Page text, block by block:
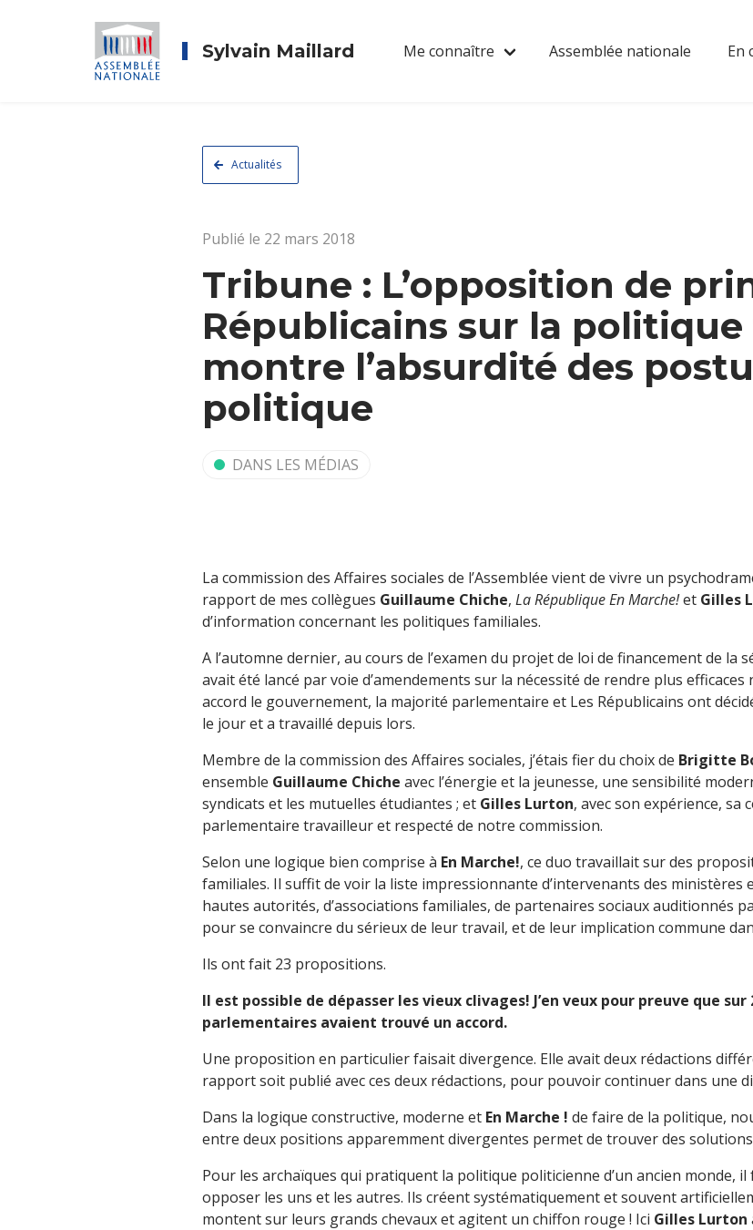
Sylvain Maillard Me connaître Assemblée nationale En
Actualités
Publié le 22 mars 2018
Tribune : L’opposition de
Républicains sur la
montre l’absurdité des
politique
DANS LES MÉDIAS
La commission des Affaires sociales de l’Assemblée vient de vivre un
rapport de mes collègues Guillaume Chiche, La République En Marche!et Gilles
d’information concernant les politiques familiales.
A l’automne dernier, au cours de l’examen du projet de loi de financement de la
avait été lancé par voie d’amendements sur la nécessité de rendre plus
accord le gouvernement, la majorité parlementaire et Les Républicains ont
le jour et a travaillé depuis lors.
Membre de la commission des Affaires sociales, j’étais fier du choix de Brigitte
ensemble Guillaume Chiche avec l’énergie et la jeunesse, une sensibilité
syndicats et les mutuelles étudiantes ; et Gilles Lurton, avec son expérience, sa
parlementaire travailleur et respecté de notre commission.
Selon une logique bien comprise à En Marche!, ce duo travaillait sur des
familiales. Il suffit de voir la liste impressionnante d’intervenants des ministères
hautes autorités, d’associations familiales, de partenaires sociaux auditionnés
pour se convaincre du sérieux de leur travail, et de leur implication commune
Ils ont fait 23 propositions.
Il est possible de dépasser les vieux clivages! J’en veux pour preuve que
parlementaires avaient trouvé un accord.
Une proposition en particulier faisait divergence. Elle avait deux rédactions
rapport soit publié avec ces deux rédactions, pour pouvoir continuer dans une
Dans la logique constructive, moderne et En Marche ! de faire de la politique,
entre deux positions apparemment divergentes permet de trouver des
Pour les archaïques qui pratiquent la politique politicienne d’un ancien monde,
opposer les uns et les autres. Ils créent systématiquement et souvent
montent sur leurs grands chevaux et agitent un chiffon rouge ! Ici Gilles Lurton